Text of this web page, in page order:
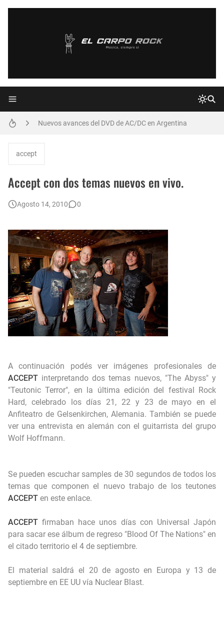
Declaraciones de Paulo Jr. de Sepultura
Confirmado: Vuelve MALÓN! - 12/2011
Nuevos avances del DVD de AC/DC en Argentina
Autobiografía fotográfica de Jimmy Page.
accept
Accept con dos temas nuevos en vivo.
Agosto 14, 2010 0
A continuación podés ver imágenes profesionales de
ACCEPT interpretando dos temas nuevos, "The Abyss" y
"Teutonic Terror", en la última edición del festival Rock
Hard, celebrado los días 21, 22 y 23 de mayo en el
Anfiteatro de Gelsenkirchen, Alemania. También se puede
ver una entrevista en alemán con el guitarrista del grupo
Wolf Hoffmann.
Se pueden escuchar samples de 30 segundos de todos los
temas que componen el nuevo trabajo de los teutones
ACCEPT en este enlace.
ACCEPT firmaban hace unos días con Universal Japón
para sacar ese álbum de regreso "Blood Of The Nations" en
el citado territorio el 4 de septiembre.
El material saldrá el 20 de agosto en Europa y 13 de
septiembre en EE UU vía Nuclear Blast.